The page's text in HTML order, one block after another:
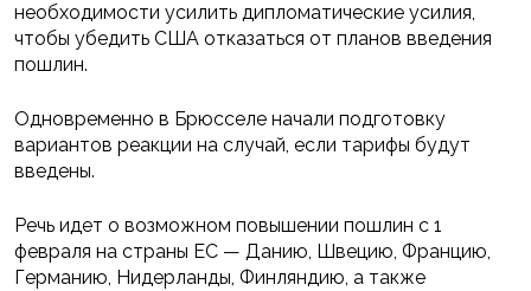
необходимости усилить дипломатические усилия,
чтобы убедить США отказаться от планов введения
пошлин.
Одновременно в Брюсселе начали подготовку
вариантов реакции на случай, если тарифы будут
введены.
Речь идет о возможном повышении пошлин с 1
февраля на страны ЕС — Данию, Швецию, Францию,
Германию, Нидерланды, Финляндию, а также